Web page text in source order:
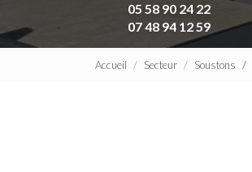
05 58 90 24 22
07 48 94 12 59
Accueil Secteur Soustons